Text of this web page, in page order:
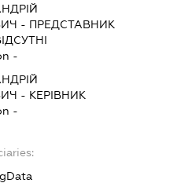
- ПРЕДСТАВНИК
-
- КЕРІВНИК
-